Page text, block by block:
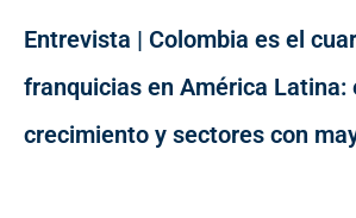
Entrevista | Colombia es el
franquicias en América Latina:
crecimiento y sectores con